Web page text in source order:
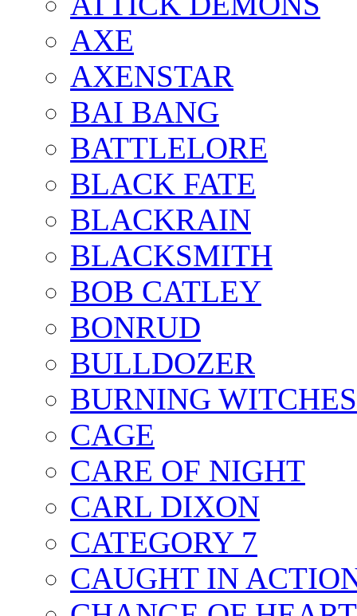
AXE
AXENSTAR
BAI BANG
BATTLELORE
BLACK FATE
BLACKRAIN
BLACKSMITH
BOB CATLEY
BONRUD
BULLDOZER
BURNING WITCHES
CAGE
CARE OF NIGHT
CARL DIXON
CATEGORY 7
CAUGHT IN